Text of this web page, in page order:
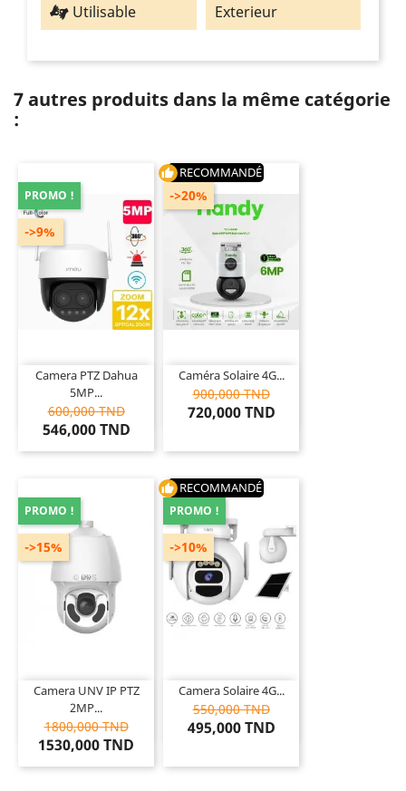
Utilisable Exterieur
7 autres produits dans la même catégorie
:
Camera PTZ Dahua
5MP...
600,000 TND
546,000 TND
PROMO !
->9%
thumb_up RECOMMANDÉ
Caméra Solaire 4G...
900,000 TND
720,000 TND
->20%
Camera UNV IP PTZ
2MP...
1800,000 TND
1530,000 TND
PROMO !
->15%
thumb_up RECOMMANDÉ
Camera Solaire 4G...
550,000 TND
495,000 TND
PROMO !
->10%